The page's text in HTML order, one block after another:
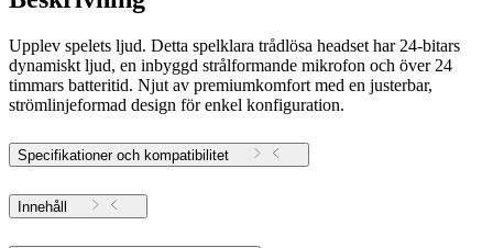
Upplev spelets ljud. Detta spelklara trådlösa headset har 24-bitars
dynamiskt ljud, en inbyggd strålformande mikrofon och över 24
timmars batteritid. Njut av premiumkomfort med en justerbar,
strömlinjeformad design för enkel konfiguration.
Specifikationer och kompatibilitet
Innehåll